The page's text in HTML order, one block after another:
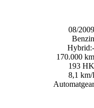
08/2009
Benzin
Hybrid:-
170.000 km
193 HK
8,1 km/l
Automatgear